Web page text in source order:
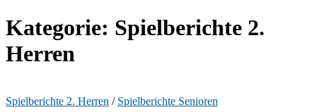
Kategorie: Spielberichte 2.
Herren
Spielberichte 2. Herren / Spielberichte Senioren